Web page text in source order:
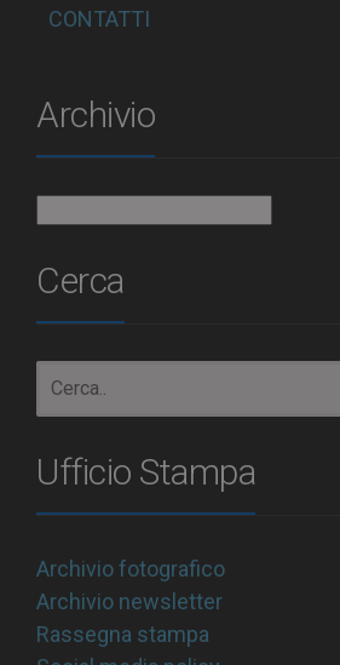
CONTATTI
Archivio
Cerca
Ufficio Stampa
Archivio fotografico
Archivio newsletter
Rassegna stampa